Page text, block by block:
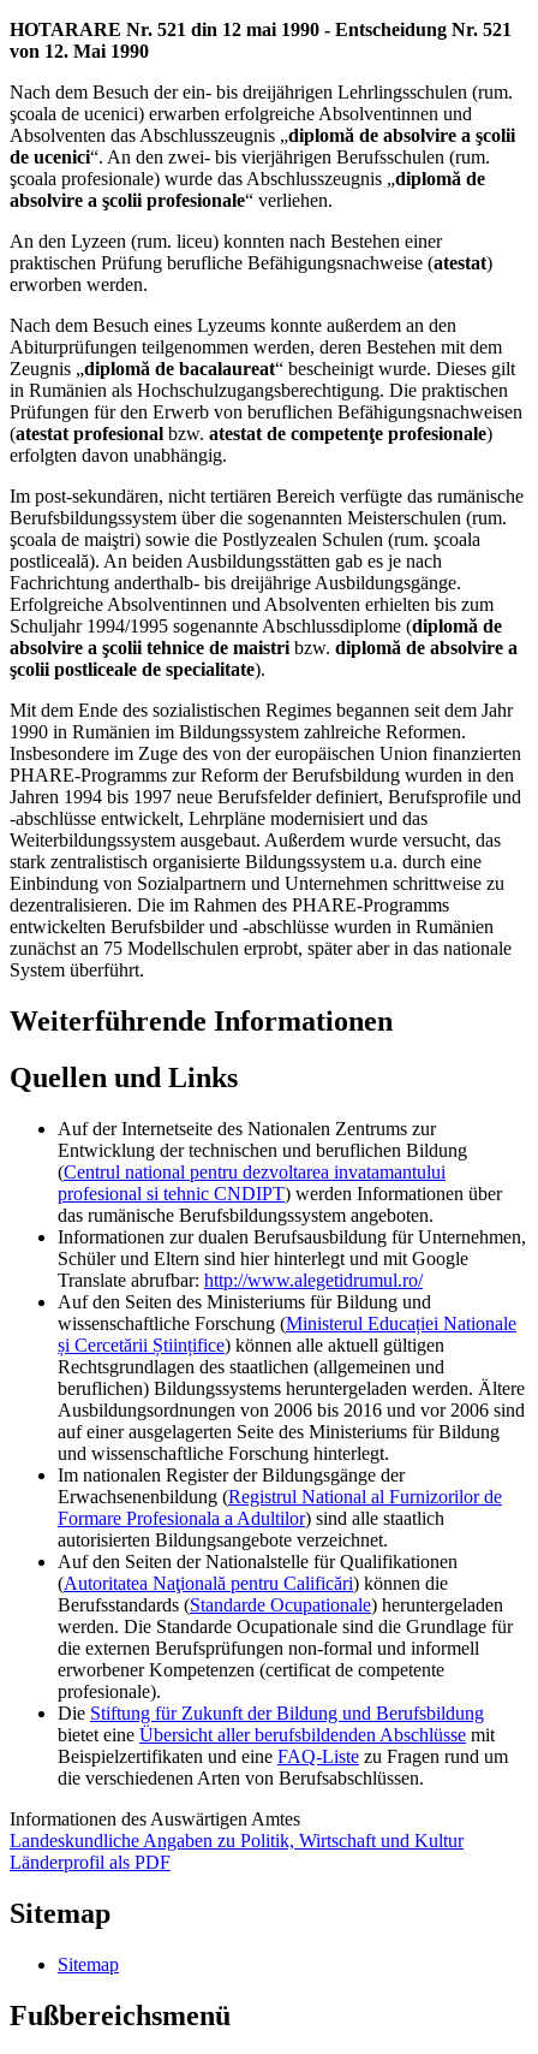
HOTARARE Nr. 521 din 12 mai 1990 - Entscheidung Nr. 521
von 12. Mai 1990
Nach dem Besuch der ein- bis dreijährigen Lehrlingsschulen (rum.
şcoala de ucenici) erwarben erfolgreiche Absolventinnen und
Absolventen das Abschlusszeugnis „diplomă de absolvire a şcolii
de ucenici“. An den zwei- bis vierjährigen Berufsschulen (rum.
şcoala profesionale) wurde das Abschlusszeugnis „diplomă de
absolvire a şcolii profesionale“ verliehen.
An den Lyzeen (rum. liceu) konnten nach Bestehen einer
praktischen Prüfung berufliche Befähigungsnachweise (atestat)
erworben werden.
Nach dem Besuch eines Lyzeums konnte außerdem an den
Abiturprüfungen teilgenommen werden, deren Bestehen mit dem
Zeugnis „diplomă de bacalaureat“ bescheinigt wurde. Dieses gilt
in Rumänien als Hochschulzugangsberechtigung. Die praktischen
Prüfungen für den Erwerb von beruflichen Befähigungsnachweisen
(atestat profesional bzw. atestat de competenţe profesionale)
erfolgten davon unabhängig.
Im post-sekundären, nicht tertiären Bereich verfügte das rumänische
Berufsbildungssystem über die sogenannten Meisterschulen (rum.
şcoala de maiştri) sowie die Postlyzealen Schulen (rum. şcoala
postliceală). An beiden Ausbildungsstätten gab es je nach
Fachrichtung anderthalb- bis dreijährige Ausbildungsgänge.
Erfolgreiche Absolventinnen und Absolventen erhielten bis zum
Schuljahr 1994/1995 sogenannte Abschlussdiplome (diplomă de
absolvire a şcolii tehnice de maistri bzw. diplomă de absolvire a
şcolii postliceale de specialitate).
Mit dem Ende des sozialistischen Regimes begannen seit dem Jahr
1990 in Rumänien im Bildungssystem zahlreiche Reformen.
Insbesondere im Zuge des von der europäischen Union finanzierten
PHARE-Programms zur Reform der Berufsbildung wurden in den
Jahren 1994 bis 1997 neue Berufsfelder definiert, Berufsprofile und
-abschlüsse entwickelt, Lehrpläne modernisiert und das
Weiterbildungssystem ausgebaut. Außerdem wurde versucht, das
stark zentralistisch organisierte Bildungssystem u.a. durch eine
Einbindung von Sozialpartnern und Unternehmen schrittweise zu
dezentralisieren. Die im Rahmen des PHARE-Programms
entwickelten Berufsbilder und -abschlüsse wurden in Rumänien
zunächst an 75 Modellschulen erprobt, später aber in das nationale
System überführt.
Weiterführende Informationen
Quellen und Links
Auf der Internetseite des Nationalen Zentrums zur
Entwicklung der technischen und beruflichen Bildung
(Centrul national pentru dezvoltarea invatamantului
profesional si tehnic CNDIPT) werden Informationen über
das rumänische Berufsbildungssystem angeboten.
Informationen zur dualen Berufsausbildung für Unternehmen,
Schüler und Eltern sind hier hinterlegt und mit Google
Translate abrufbar: http://www.alegetidrumul.ro/
Auf den Seiten des Ministeriums für Bildung und
wissenschaftliche Forschung (Ministerul Educației Nationale
și Cercetării Științifice) können alle aktuell gültigen
Rechtsgrundlagen des staatlichen (allgemeinen und
beruflichen) Bildungssystems heruntergeladen werden. Ältere
Ausbildungsordnungen von 2006 bis 2016 und vor 2006 sind
auf einer ausgelagerten Seite des Ministeriums für Bildung
und wissenschaftliche Forschung hinterlegt.
Im nationalen Register der Bildungsgänge der
Erwachsenenbildung (Registrul National al Furnizorilor de
Formare Profesionala a Adultilor) sind alle staatlich
autorisierten Bildungsangebote verzeichnet.
Auf den Seiten der Nationalstelle für Qualifikationen
(Autoritatea Naţională pentru Calificări) können die
Berufsstandards (Standarde Ocupationale) heruntergeladen
werden. Die Standarde Ocupationale sind die Grundlage für
die externen Berufsprüfungen non-formal und informell
erworbener Kompetenzen (certificat de competente
profesionale).
Die Stiftung für Zukunft der Bildung und Berufsbildung
bietet eine Übersicht aller berufsbildenden Abschlüsse mit
Beispielzertifikaten und eine FAQ-Liste zu Fragen rund um
die verschiedenen Arten von Berufsabschlüssen.
Informationen des Auswärtigen Amtes
Landeskundliche Angaben zu Politik, Wirtschaft und Kultur
Länderprofil als PDF
Sitemap
Sitemap
Fußbereichsmenü